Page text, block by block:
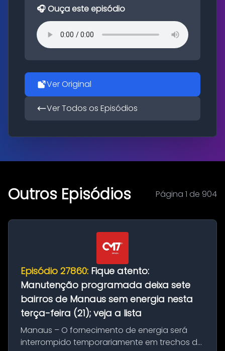
🎧 Ouça este episódio
Ver Original
Ver Todos os Episódios
Outros Episódios Página 1 de 904
Episódio 27860: Fique atento:
Manutenção programada deixa sete
bairros de Manaus sem energia nesta
terça-feira (21); veja a lista
Manaus – O fornecimento de energia será
interrompido temporariamente em trechos de